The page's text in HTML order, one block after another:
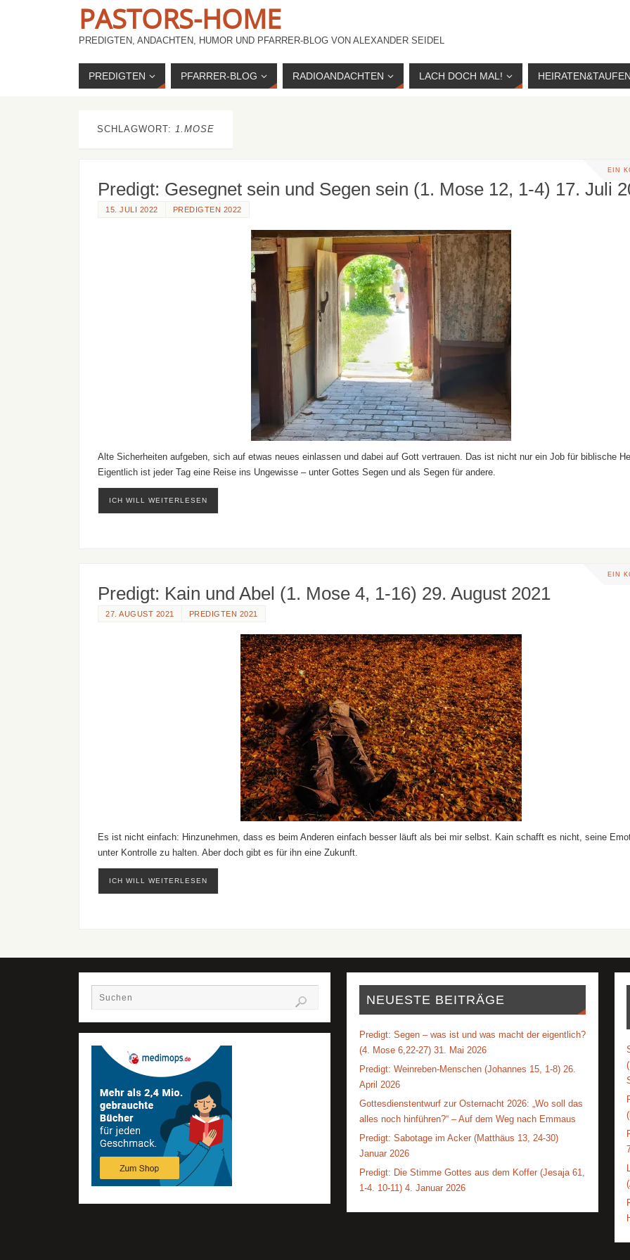
PASTORS-HOME
PREDIGTEN, ANDACHTEN, HUMOR UND PFARRER-BLOG VON ALEXANDER SEIDEL
PREDIGTEN PFARRER-BLOG RADIOANDACHTEN LACH DOCH MAL! HEIRATEN&TAUFEN
SCHLAGWORT: 1.MOSE
EIN
Predigt: Gesegnet sein und Segen sein (1. Mose 12, 1-4) 17. Juli
15. JULI 2022 PREDIGTEN 2022
Alte Sicherheiten aufgeben, sich auf etwas neues einlassen und dabei auf Gott vertrauen. Das ist nicht nur ein Job für biblische
Eigentlich ist jeder Tag eine Reise ins Ungewisse – unter Gottes Segen und als Segen für andere.
ICH WILL WEITERLESEN
EIN
Predigt: Kain und Abel (1. Mose 4, 1-16) 29. August 2021
27. AUGUST 2021 PREDIGTEN 2021
Es ist nicht einfach: Hinzunehmen, dass es beim Anderen einfach besser läuft als bei mir selbst. Kain schafft es nicht, seine
unter Kontrolle zu halten. Aber doch gibt es für ihn eine Zukunft.
ICH WILL WEITERLESEN
NEUESTE BEITRÄGE
Predigt: Segen – was ist und was macht der eigentlich?
(4. Mose 6,22-27) 31. Mai 2026
Predigt: Weinreben-Menschen (Johannes 15, 1-8) 26.
April 2026
Gottesdienstentwurf zur Osternacht 2026: „Wo soll das
alles noch hinführen?“ – Auf dem Weg nach Emmaus
Predigt: Sabotage im Acker (Matthäus 13, 24-30)
Januar 2026
Predigt: Die Stimme Gottes aus dem Koffer (Jesaja 61,
1-4. 10-11) 4. Januar 2026